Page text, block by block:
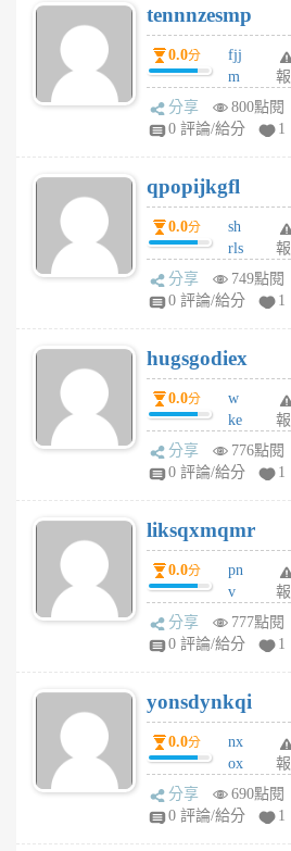
6
個
月
前
tennnzesmp
0.0分
fjj
m
w
rs
6
個
月
前
報
分享
800點閱
0 評論/給分
1
qpopijkgfl
0.0分
sh
rls
k
m
6
個
月
前
報
分享
749點閱
0 評論/給分
1
hugsgodiex
0.0分
w
ke
rv
pj
6
個
月
前
報
分享
776點閱
0 評論/給分
1
liksqxmqmr
0.0分
pn
v
wt
sv
6
個
月
前
報
分享
777點閱
0 評論/給分
1
yonsdynkqi
0.0分
nx
ox
rh
pe
報
分享
690點閱
0 評論/給分
1